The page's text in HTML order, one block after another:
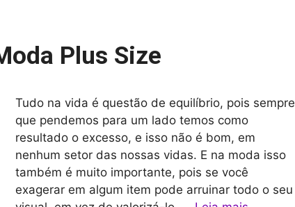
Plus Size
Tudo na vida é questão de equilíbrio, pois sempre
que pendemos para um lado temos como
resultado o excesso, e isso não é bom, em
nenhum setor das nossas vidas. E na moda isso
também é muito importante, pois se você
exagerar em algum item pode arruinar todo o seu